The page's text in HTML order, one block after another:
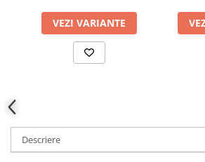
VEZI VARIANTE
Descriere